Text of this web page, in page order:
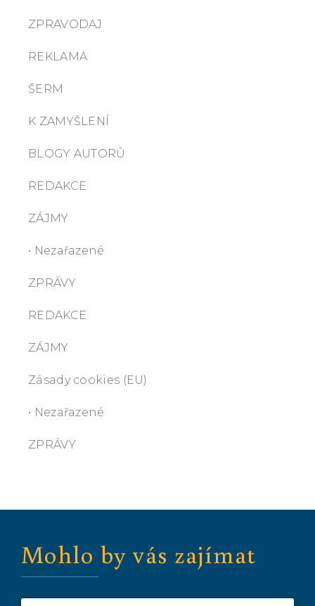
ZPRAVODAJ
REKLAMA
ŠERM
K ZAMYŠLENÍ
BLOGY AUTORŮ
REDAKCE
ZÁJMY
• Nezařazené
ZPRÁVY
REDAKCE
ZÁJMY
Zásady cookies (EU)
• Nezařazené
ZPRÁVY
Mohlo by vás zajímat